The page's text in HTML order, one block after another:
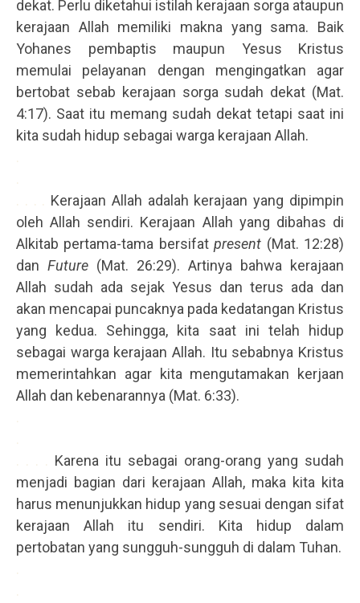
dekat. Perlu diketahui istilah kerajaan sorga ataupun
kerajaan Allah memiliki makna yang sama. Baik
Yohanes pembaptis maupun Yesus Kristus
memulai pelayanan dengan mengingatkan agar
bertobat sebab kerajaan sorga sudah dekat (Mat.
4:17). Saat itu memang sudah dekat tetapi saat ini
kita sudah hidup sebagai warga kerajaan Allah.
.
.
. . . . Kerajaan Allah adalah kerajaan yang dipimpin
oleh Allah sendiri. Kerajaan Allah yang dibahas di
Alkitab pertama-tama bersifatpresent (Mat. 12:28)
dan Future (Mat. 26:29). Artinya bahwa kerajaan
Allah sudah ada sejak Yesus dan terus ada dan
akan mencapai puncaknya pada kedatangan Kristus
yang kedua. Sehingga, kita saat ini telah hidup
sebagai warga kerajaan Allah. Itu sebabnya Kristus
memerintahkan agar kita mengutamakan kerjaan
Allah dan kebenarannya (Mat. 6:33).
.
.
. . . . Karena itu sebagai orang-orang yang sudah
menjadi bagian dari kerajaan Allah, maka kita kita
harus menunjukkan hidup yang sesuai dengan sifat
kerajaan Allah itu sendiri. Kita hidup dalam
pertobatan yang sungguh-sungguh di dalam Tuhan.
.
.